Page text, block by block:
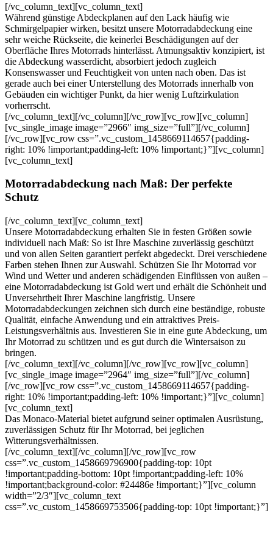
[/vc_column_text][vc_column_text]
Während günstige Abdeckplanen auf den Lack häufig wie
Schmirgelpapier wirken, besitzt unsere Motorradabdeckung eine
sehr weiche Rückseite, die keinerlei Beschädigungen auf der
Oberfläche Ihres Motorrads hinterlässt. Atmungsaktiv konzipiert, ist
die Abdeckung wasserdicht, absorbiert jedoch zugleich
Konsenswasser und Feuchtigkeit von unten nach oben. Das ist
gerade auch bei einer Unterstellung des Motorrads innerhalb von
Gebäuden ein wichtiger Punkt, da hier wenig Luftzirkulation
vorherrscht.
[/vc_column_text][/vc_column][/vc_row][vc_row][vc_column]
[vc_single_image image=”2966″ img_size=”full”][/vc_column]
[/vc_row][vc_row css=”.vc_custom_1458669114657{padding-
right: 10% !important;padding-left: 10% !important;}”][vc_column]
[vc_column_text]
Motorradabdeckung nach Maß: Der perfekte
Schutz
[/vc_column_text][vc_column_text]
Unsere Motorradabdeckung erhalten Sie in festen Größen sowie
individuell nach Maß: So ist Ihre Maschine zuverlässig geschützt
und von allen Seiten garantiert perfekt abgedeckt. Drei verschiedene
Farben stehen Ihnen zur Auswahl. Schützen Sie Ihr Motorrad vor
Wind und Wetter und anderen schädigenden Einflüssen von außen –
eine Motorradabdeckung ist Gold wert und erhält die Schönheit und
Unversehrtheit Ihrer Maschine langfristig. Unsere
Motorradabdeckungen zeichnen sich durch eine beständige, robuste
Qualität, einfache Anwendung und ein attraktives Preis-
Leistungsverhältnis aus. Investieren Sie in eine gute Abdeckung, um
Ihr Motorrad zu schützen und es gut durch die Wintersaison zu
bringen.
[/vc_column_text][/vc_column][/vc_row][vc_row][vc_column]
[vc_single_image image=”2964″ img_size=”full”][/vc_column]
[/vc_row][vc_row css=”.vc_custom_1458669114657{padding-
right: 10% !important;padding-left: 10% !important;}”][vc_column]
[vc_column_text]
Das Monaco-Material bietet aufgrund seiner optimalen Ausrüstung,
zuverlässigen Schutz für Ihr Motorrad, bei jeglichen
Witterungsverhältnissen.
[/vc_column_text][/vc_column][/vc_row][vc_row
css=”.vc_custom_1458669796900{padding-top: 10pt
!important;padding-bottom: 10pt !important;padding-left: 10%
!important;background-color: #24486e !important;}”][vc_column
width=”2/3″][vc_column_text
css=”.vc_custom_1458669753506{padding-top: 10pt !important;}”]